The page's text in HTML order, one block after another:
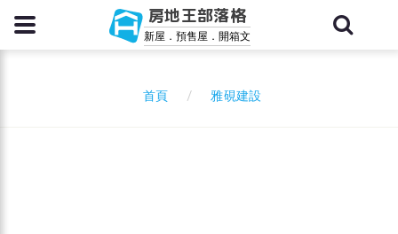
房地王部落格
新屋．預售屋．開箱文
首頁 雅硯建設